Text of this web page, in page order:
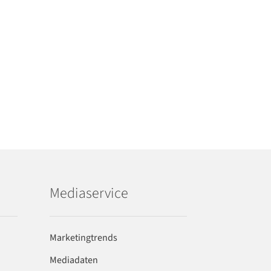
Mediaservice
Marketingtrends
Mediadaten